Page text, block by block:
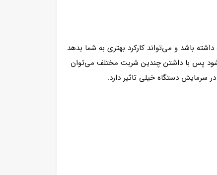
باشد و می‌تواند کارکرد بهتری به شما بدهد
پس با داشتن چندین شربت مختلف می‌توان
دستگاه خیلی تاثیر دارد.